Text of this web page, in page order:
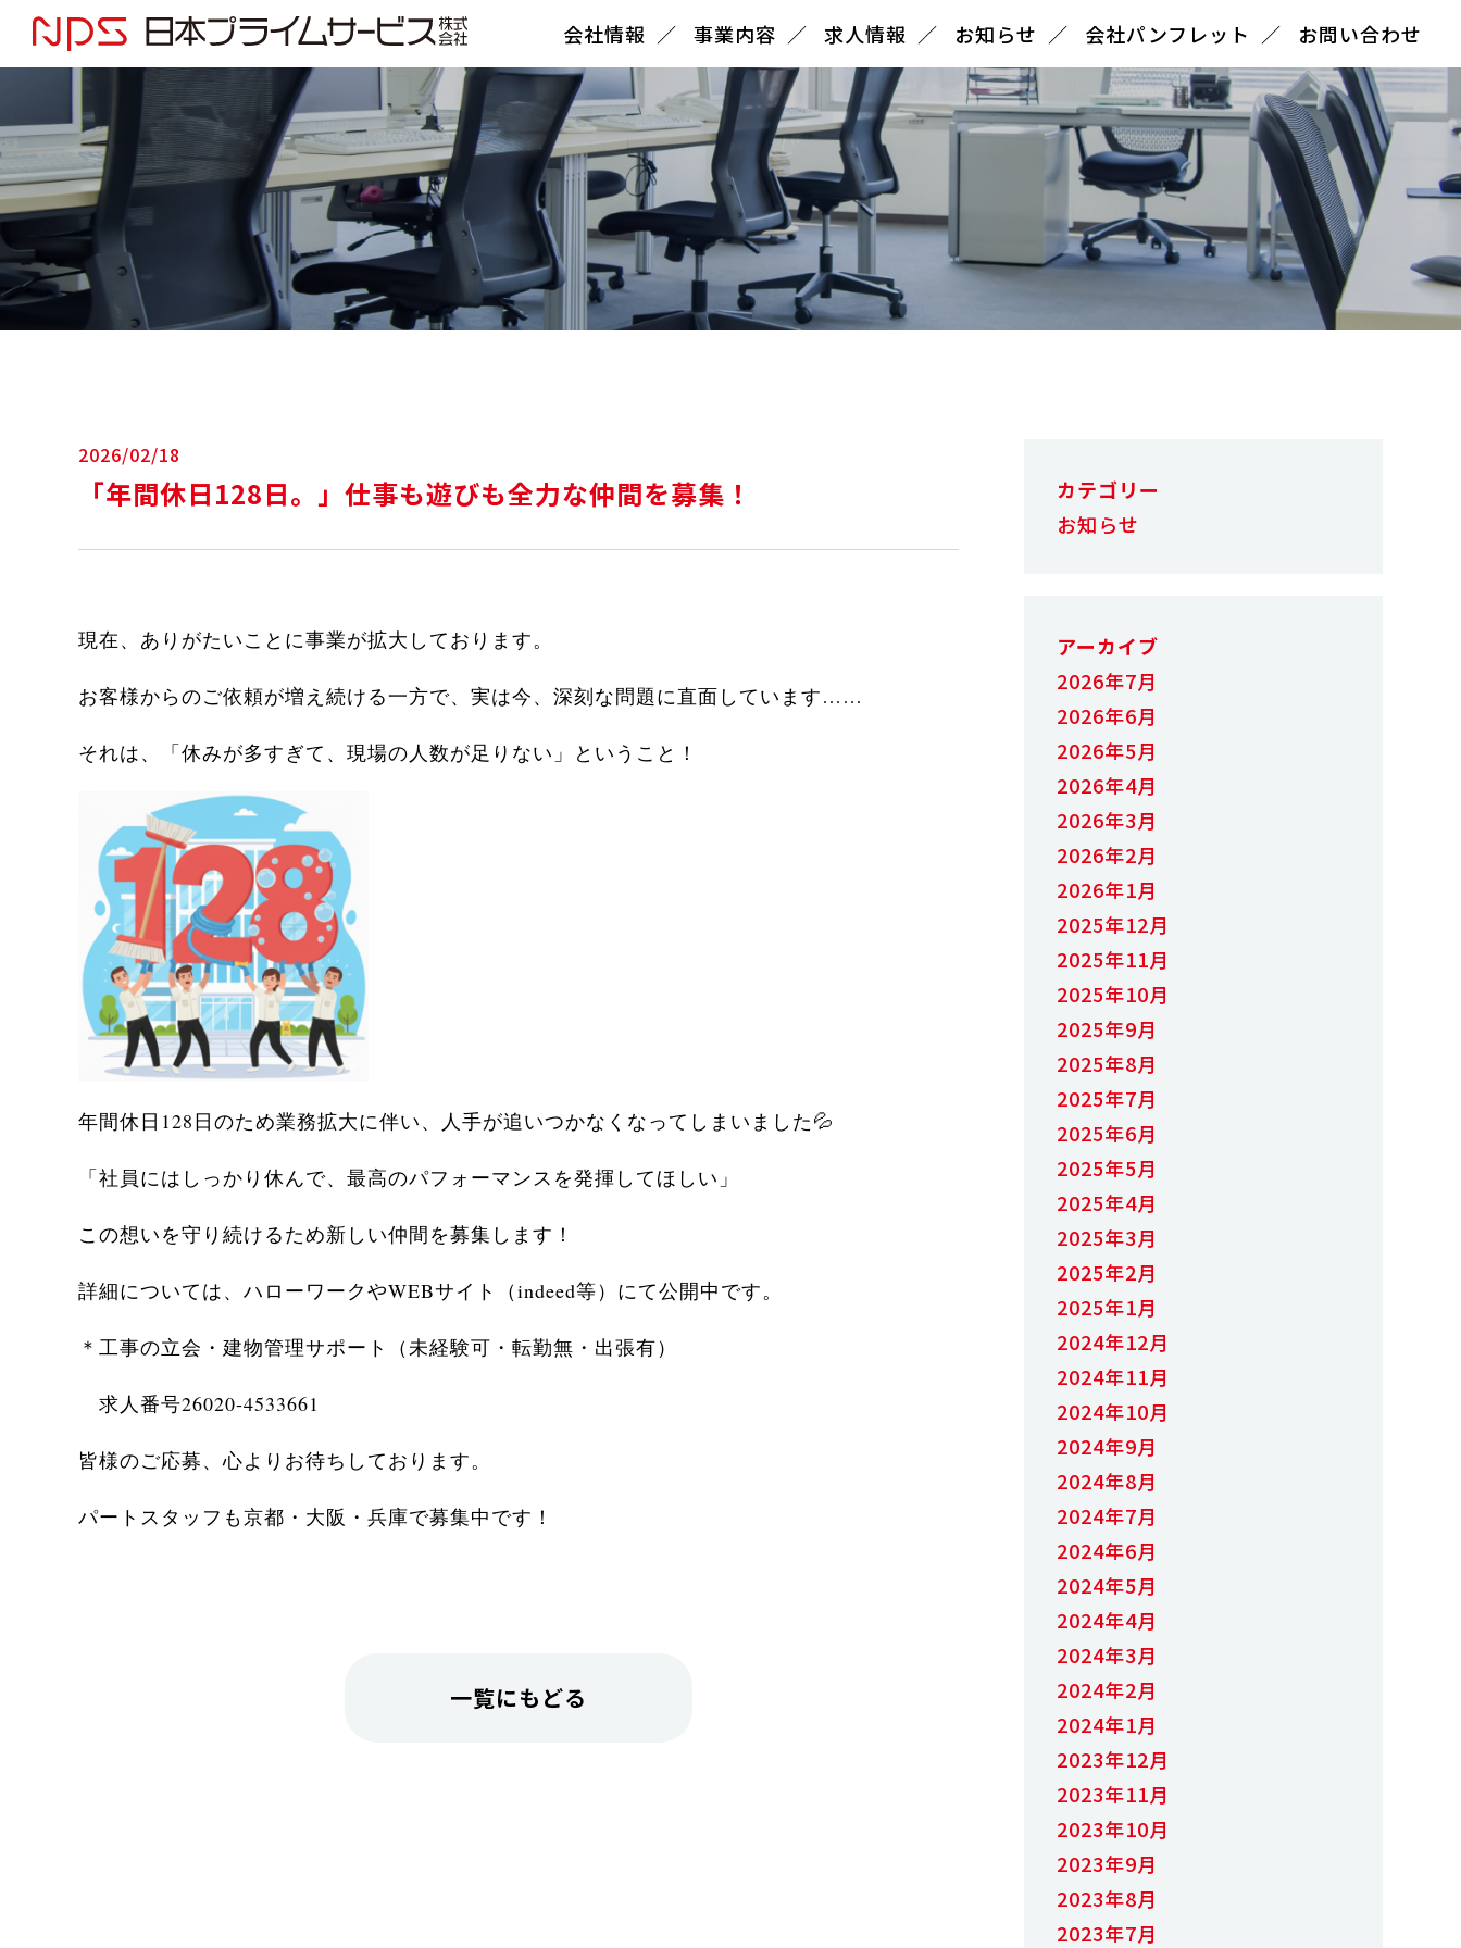
会社情報 事業内容 求人情報 お知らせ 会社パンフレット お問い合わせ
2026/02/18
「年間休日128日。」仕事も遊びも全力な仲間を募集！
現在、ありがたいことに事業が拡大しております。
お客様からのご依頼が増え続ける一方で、実は今、深刻な問題に直面しています……
それは、「休みが多すぎて、現場の人数が足りない」ということ！
年間休日128日のため業務拡大に伴い、人手が追いつかなくなってしまいました💦
「社員にはしっかり休んで、最高のパフォーマンスを発揮してほしい」
この想いを守り続けるため新しい仲間を募集します！
詳細については、ハローワークやWEBサイト（indeed等）にて公開中です。
＊工事の立会・建物管理サポート（未経験可・転勤無・出張有）
求人番号26020-4533661
皆様のご応募、心よりお待ちしております。
パートスタッフも京都・大阪・兵庫で募集中です！
一覧にもどる
カテゴリー
お知らせ
アーカイブ
2026年7月
2026年6月
2026年5月
2026年4月
2026年3月
2026年2月
2026年1月
2025年12月
2025年11月
2025年10月
2025年9月
2025年8月
2025年7月
2025年6月
2025年5月
2025年4月
2025年3月
2025年2月
2025年1月
2024年12月
2024年11月
2024年10月
2024年9月
2024年8月
2024年7月
2024年6月
2024年5月
2024年4月
2024年3月
2024年2月
2024年1月
2023年12月
2023年11月
2023年10月
2023年9月
2023年8月
2023年7月